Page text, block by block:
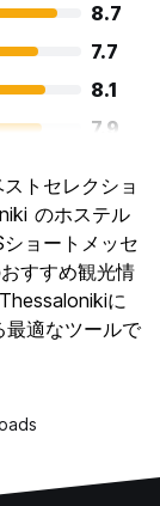
8.7
7.7
8.1
7.9
8.3
8.2
8.0
トセレクショ
のホステル
ョートメッセ
すすめ観光情
に
最適なツールで